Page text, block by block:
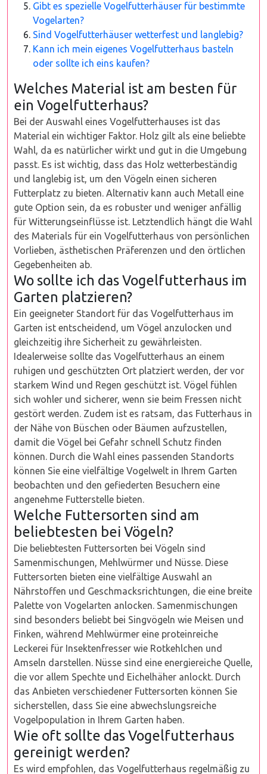
Gibt es spezielle Vogelfutterhäuser für bestimmte
Vogelarten?
Sind Vogelfutterhäuser wetterfest und langlebig?
Kann ich mein eigenes Vogelfutterhaus basteln
oder sollte ich eins kaufen?
Welches Material ist am besten für
ein Vogelfutterhaus?
Bei der Auswahl eines Vogelfutterhauses ist das
Material ein wichtiger Faktor. Holz gilt als eine beliebte
Wahl, da es natürlicher wirkt und gut in die Umgebung
passt. Es ist wichtig, dass das Holz wetterbeständig
und langlebig ist, um den Vögeln einen sicheren
Futterplatz zu bieten. Alternativ kann auch Metall eine
gute Option sein, da es robuster und weniger anfällig
für Witterungseinflüsse ist. Letztendlich hängt die Wahl
des Materials für ein Vogelfutterhaus von persönlichen
Vorlieben, ästhetischen Präferenzen und den örtlichen
Gegebenheiten ab.
Wo sollte ich das Vogelfutterhaus im
Garten platzieren?
Ein geeigneter Standort für das Vogelfutterhaus im
Garten ist entscheidend, um Vögel anzulocken und
gleichzeitig ihre Sicherheit zu gewährleisten.
Idealerweise sollte das Vogelfutterhaus an einem
ruhigen und geschützten Ort platziert werden, der vor
starkem Wind und Regen geschützt ist. Vögel fühlen
sich wohler und sicherer, wenn sie beim Fressen nicht
gestört werden. Zudem ist es ratsam, das Futterhaus in
der Nähe von Büschen oder Bäumen aufzustellen,
damit die Vögel bei Gefahr schnell Schutz finden
können. Durch die Wahl eines passenden Standorts
können Sie eine vielfältige Vogelwelt in Ihrem Garten
beobachten und den gefiederten Besuchern eine
angenehme Futterstelle bieten.
Welche Futtersorten sind am
beliebtesten bei Vögeln?
Die beliebtesten Futtersorten bei Vögeln sind
Samenmischungen, Mehlwürmer und Nüsse. Diese
Futtersorten bieten eine vielfältige Auswahl an
Nährstoffen und Geschmacksrichtungen, die eine breite
Palette von Vogelarten anlocken. Samenmischungen
sind besonders beliebt bei Singvögeln wie Meisen und
Finken, während Mehlwürmer eine proteinreiche
Leckerei für Insektenfresser wie Rotkehlchen und
Amseln darstellen. Nüsse sind eine energiereiche Quelle,
die vor allem Spechte und Eichelhäher anlockt. Durch
das Anbieten verschiedener Futtersorten können Sie
sicherstellen, dass Sie eine abwechslungsreiche
Vogelpopulation in Ihrem Garten haben.
Wie oft sollte das Vogelfutterhaus
gereinigt werden?
Es wird empfohlen, das Vogelfutterhaus regelmäßig zu